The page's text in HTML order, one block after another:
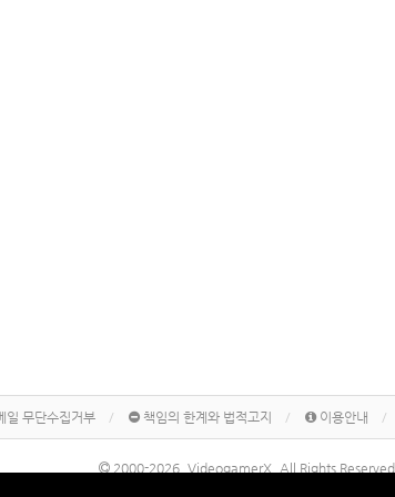
일 무단수집거부 책임의 한계와 법적고지 이용안내
2000-2026, VideogamerX. All Rights Reserved.